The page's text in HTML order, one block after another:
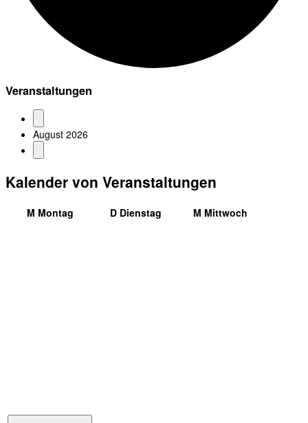
Veranstaltungen
August 2026
Kalender von Veranstaltungen
M Montag D Dienstag M Mittwoch